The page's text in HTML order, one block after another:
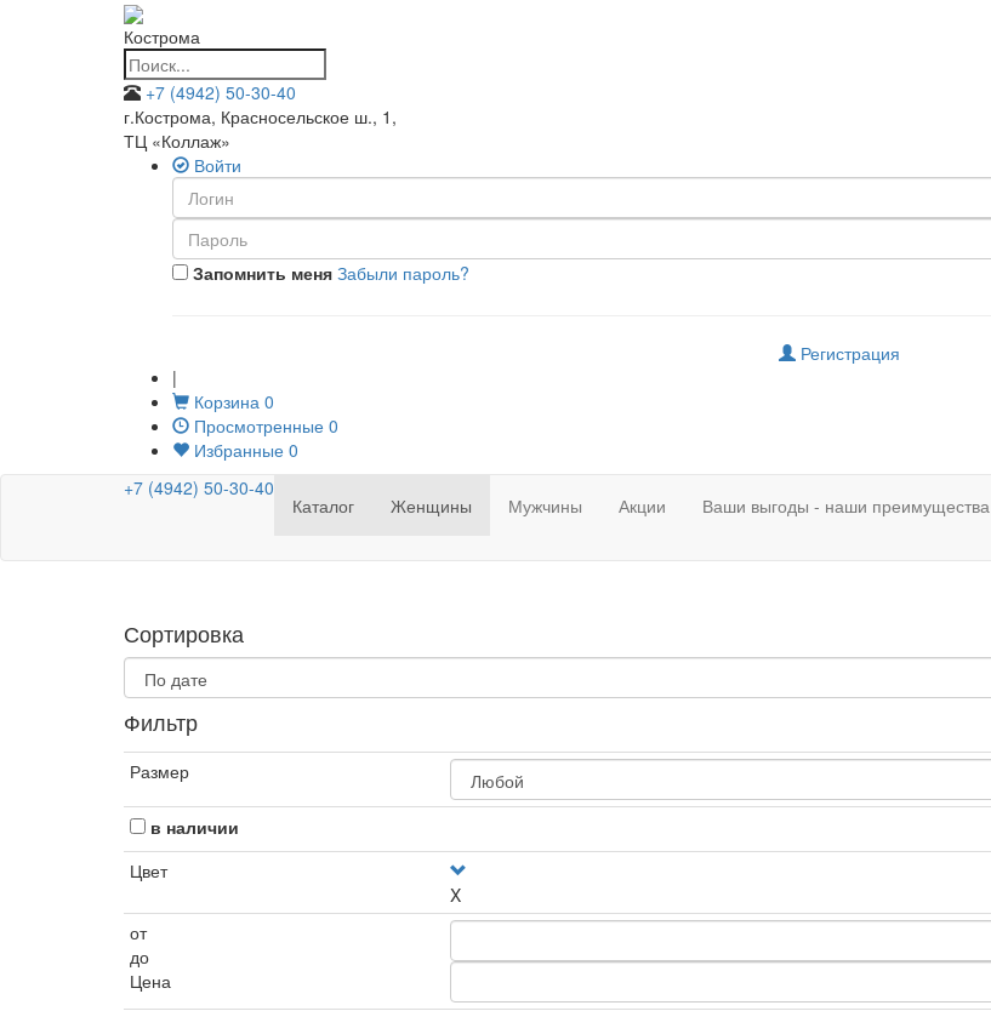
Кострома
+7 (4942) 50-30-40
г.Кострома, Красносельское ш., 1 ,
ТЦ «Коллаж»
Войти
Запомнить меня Забыли пароль?
Регистрация
|
Корзина 0
Просмотренные 0
Избранные 0
+7 (4942) 50-30-40
Каталог Женщины Мужчины Акции Ваши выгоды - наши преимущества
Сортировка
Фильтр
Размер
в наличии
Цвет
X
от
до
Цена